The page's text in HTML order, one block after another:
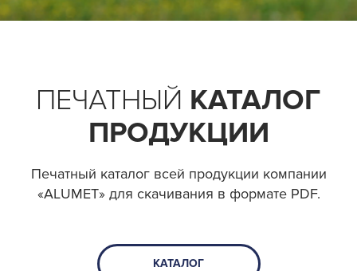
ПЕЧАТНЫЙ КАТАЛОГ
ПРОДУКЦИИ
Печатный каталог всей продукции компании
«ALUMET» для скачивания в формате PDF.
КАТАЛОГ